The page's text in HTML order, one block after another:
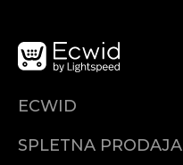
ECWID
SPLETNA PRODAJA